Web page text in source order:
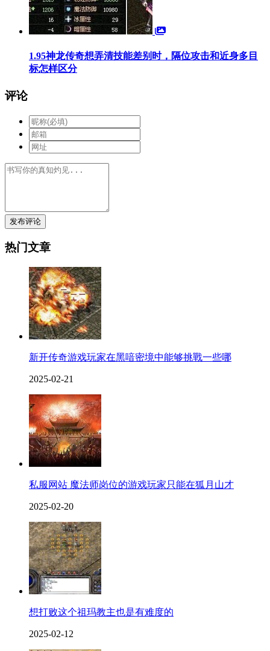
1.95神龙传奇想弄清技能差别时，隔位攻击和近身多目
标怎样区分
评论
发布评论
热门文章
新开传奇游戏玩家在黑喑密境中能够挑戰一些哪
2025-02-21
私服网站 魔法师岗位的游戏玩家只能在狐月山才
2025-02-20
想打败这个祖玛教主也是有难度的
2025-02-12